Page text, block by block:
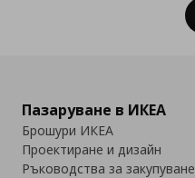
Пазаруване в ИКЕА
Брошури ИКЕА
Проектиране и дизайн
Ръководства за закупуване